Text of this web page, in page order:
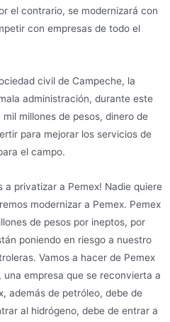
el contrario, se modernizará con
con empresas de todo el
civil de Campeche, la
administración, durante este
millones de pesos, dinero de
para mejorar los servicios de
el campo.
a privatizar a Pemex! Nadie quiere
modernizar a Pemex. Pemex
de pesos por ineptos, por
poniendo en riesgo a nuestro
Vamos a hacer de Pemex
empresa que se reconvierta a
además de petróleo, debe de
al hidrógeno, debe de entrar a